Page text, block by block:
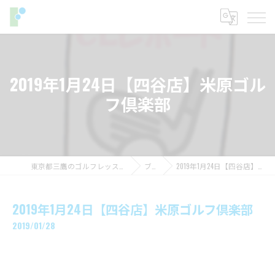
2019年1月24日【四谷店】米原ゴル
フ倶楽部
ブログ 2019年1月24日【四谷店】米原ゴルフ倶楽部
2019年1月24日【四谷店】米原ゴルフ倶楽部
2019/01/28